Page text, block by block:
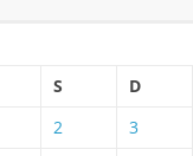
S
D
2
3